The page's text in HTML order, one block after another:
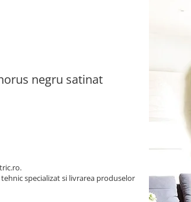
negru satinat
specializat si livrarea produselor